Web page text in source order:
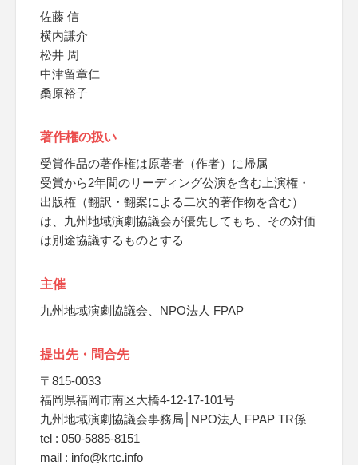
佐藤 信
横内謙介
松井 周
中津留章仁
桑原裕子
著作権の扱い
受賞作品の著作権は原著者（作者）に帰属
受賞から2年間のリーディング公演を含む上演権・
出版権（翻訳・翻案による二次的著作物を含む）
は、九州地域演劇協議会が優先してもち、その対価
は別途協議するものとする
主催
九州地域演劇協議会、NPO法人 FPAP
提出先・問合先
〒815-0033
福岡県福岡市南区大橋4-12-17-101号
九州地域演劇協議会事務局│NPO法人 FPAP TR係
tel : 050-5885-8151
mail : info@krtc.info